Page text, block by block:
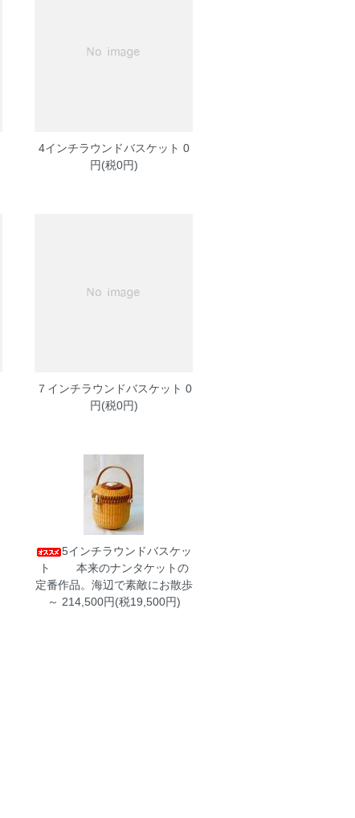
4インチラウンドバスケット 0
円(税0円)
７インチラウンドバスケット 0
円(税0円)
5インチラウンドバスケッ
ト
本来のナンタケットの
定番作品。海辺で素敵にお散歩
～ 214,500円(税19,500円)